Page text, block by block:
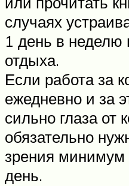
случаях
1 день в неделю
отдыха.
Если работа за
ежедневно и за
сильно глаза от
обязательно
зрения минимум
день.